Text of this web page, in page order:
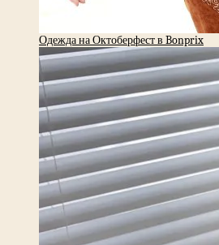
Одежда на Октоберфест в Bonprix